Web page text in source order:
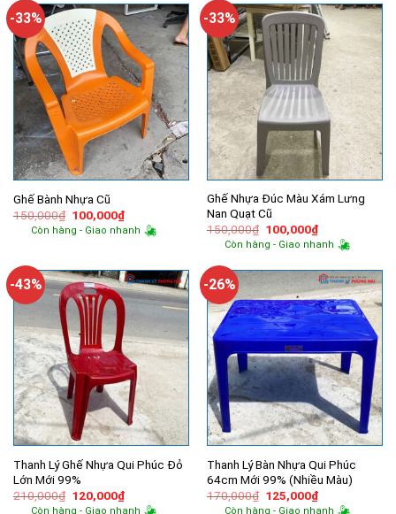
80,000₫.
-33%
Ghế Bành Nhựa Cũ
150,000₫ Giá
gốc
là:
100,000₫Giá
hiện
tại
Còn hàng - Giao nhanh
-33%
Ghế Nhựa Đúc Màu Xám Lưng
Nan Quạt Cũ
150,000₫ Giá
gốc
là:
100,000₫Giá
hiện
tại
100,000₫.
Còn hàng - Giao nhanh
-43%
Thanh Lý Ghế Nhựa Qui Phúc Đỏ
Lớn Mới 99%
210,000₫ Giá
gốc
120,000₫Giá
hiện
Còn hàng - Giao nhanh
-26%
Thanh Lý Bàn Nhựa Qui Phúc
64cm Mới 99% (Nhiều Màu)
170,000₫ Giá
gốc
125,000₫Giá
hiện
Còn hàng - Giao nhanh